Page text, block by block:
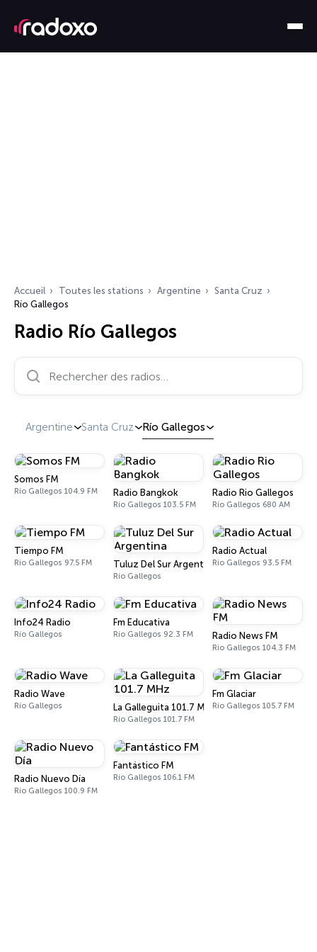
Accueil Toutes les stations Argentine
Santa Cruz
Río Gallegos
Radio Río Gallegos
Argentine Santa Cruz Río Gallegos
Somos FM
Río Gallegos 104.9 FM Radio Bangkok
Río Gallegos 103.5 FM
Radio Rio Gallegos
Río Gallegos 680 AM
Tiempo FM
Río Gallegos 97.5 FM Tuluz Del Sur Argentina
Río Gallegos
Radio Actual
Río Gallegos 93.5 FM
Info24 Radio
Río Gallegos
Fm Educativa
Río Gallegos 92.3 FM Radio News FM
Río Gallegos 104.3 FM
Radio Wave
Río Gallegos La Galleguita 101.7 MHz
Río Gallegos 101.7 FM
Fm Glaciar
Río Gallegos 105.7 FM
Radio Nuevo Día
Río Gallegos 100.9 FM
Fantástico FM
Río Gallegos 106.1 FM